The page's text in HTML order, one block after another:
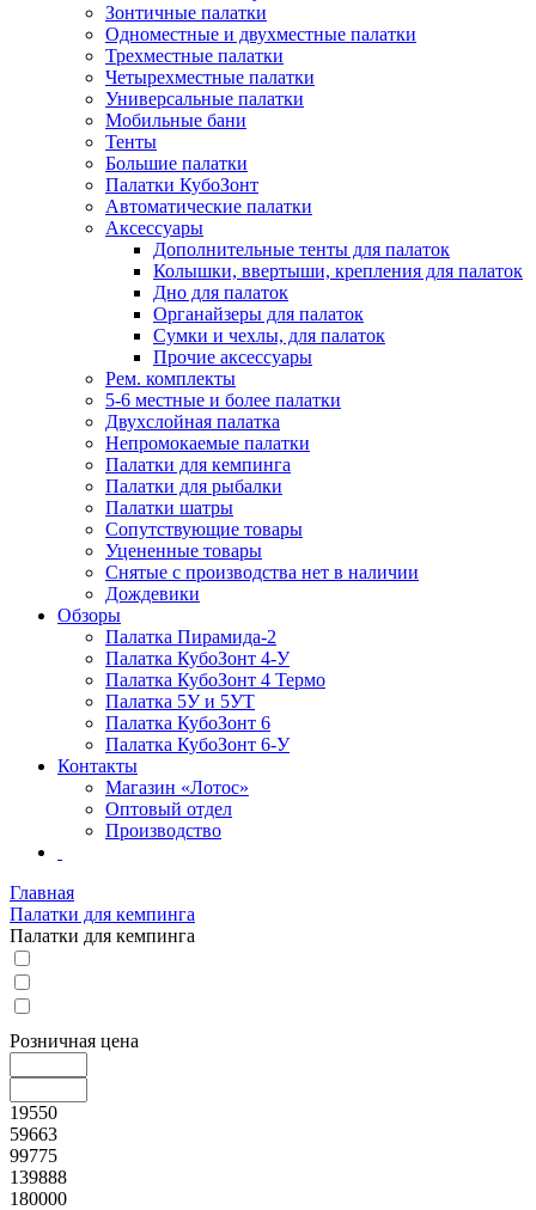
Зонтичные палатки
Одноместные и двухместные палатки
Трехместные палатки
Четырехместные палатки
Универсальные палатки
Мобильные бани
Тенты
Большие палатки
Палатки КубоЗонт
Автоматические палатки
Аксессуары
Дополнительные тенты для палаток
Колышки, ввертыши, крепления для палаток
Дно для палаток
Органайзеры для палаток
Сумки и чехлы, для палаток
Прочие аксессуары
Рем. комплекты
5-6 местные и более палатки
Двухслойная палатка
Непромокаемые палатки
Палатки для кемпинга
Палатки для рыбалки
Палатки шатры
Сопутствующие товары
Уцененные товары
Снятые с производства нет в наличии
Дождевики
Обзоры
Палатка Пирамида-2
Палатка КубоЗонт 4-У
Палатка КубоЗонт 4 Термо
Палатка 5У и 5УТ
Палатка КубоЗонт 6
Палатка КубоЗонт 6-У
Контакты
Магазин «Лотос»
Оптовый отдел
Производство
Главная
Палатки для кемпинга
Палатки для кемпинга
Розничная цена
19550
59663
99775
139888
180000